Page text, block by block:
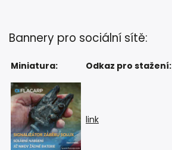
Bannery pro sociální sítě:
Miniatura: Odkaz pro stažení:
link